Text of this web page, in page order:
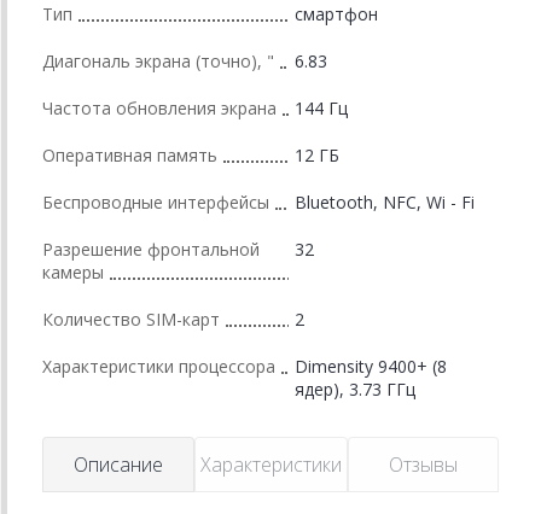
Тип смартфон
Диагональ экрана (точно), " 6.83
Частота обновления экрана 144 Гц
Оперативная память 12 ГБ
Беспроводные интерфейсы Bluetooth, NFC, Wi - Fi
Разрешение фронтальной
камеры
32
Количество SIM-карт 2
Характеристики процессора
Dimensity 9400+ (8
ядер), 3.73 ГГц
Описание Характеристики Отзывы